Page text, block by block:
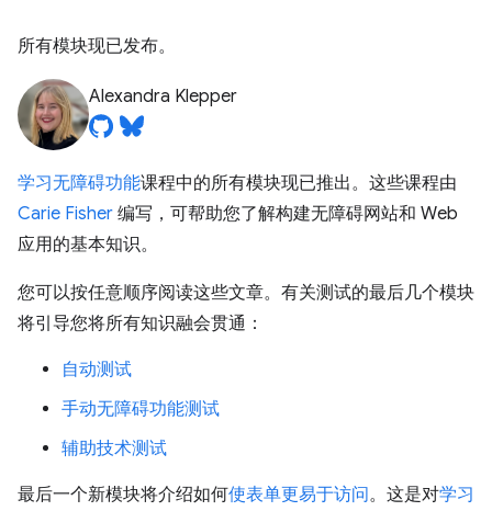
所有模块现已发布。
Alexandra Klepper
学习无障碍功能课程中的所有模块现已推出。这些课程由
Carie Fisher 编写，可帮助您了解构建无障碍网站和 Web
应用的基本知识。
您可以按任意顺序阅读这些文章。有关测试的最后几个模块
将引导您将所有知识融会贯通：
自动测试
手动无障碍功能测试
辅助技术测试
最后一个新模块将介绍如何使表单更易于访问。这是对学习